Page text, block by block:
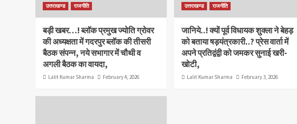
उत्तराखण्ड राजनीति
बड़ी खबर…! ब्लॉक प्रमुख ज्योति ग्रोवर
की अध्यक्षता में गदरपुर ब्लॉक की तीसरी
बैठक संपन्न, नये सभागार में चौथी व
अगली बैठक का वायदा,
Lalit Kumar Sharma February 4, 2026
उत्तराखण्ड राजनीति
जानिये..! क्यों पूर्व विधायक शुक्ला ने बेहड़
को बताया षड़यंत्रकारी..? प्रेस वार्ता में
अपने प्रतिद्वंद्वी को जमकर सुनाई खरी-
खोटी,
Lalit Kumar Sharma February 3, 2026